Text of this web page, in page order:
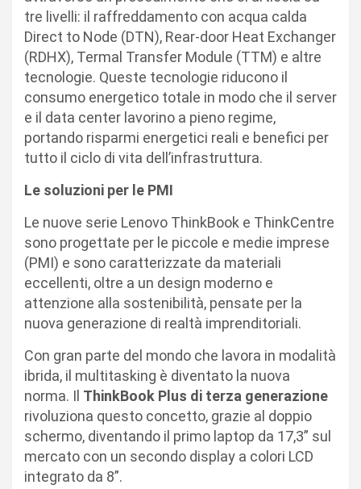
tre livelli: il raffreddamento con acqua calda
Direct to Node (DTN), Rear-door Heat Exchanger
(RDHX), Termal Transfer Module (TTM) e altre
tecnologie. Queste tecnologie riducono il
consumo energetico totale in modo che il server
e il data center lavorino a pieno regime,
portando risparmi energetici reali e benefici per
tutto il ciclo di vita dell’infrastruttura.
Le soluzioni per le PMI
Le nuove serie Lenovo ThinkBook e ThinkCentre
sono progettate per le piccole e medie imprese
(PMI) e sono caratterizzate da materiali
eccellenti, oltre a un design moderno e
attenzione alla sostenibilità, pensate per la
nuova generazione di realtà imprenditoriali.
Con gran parte del mondo che lavora in modalità
ibrida, il multitasking è diventato la nuova
norma. Il ThinkBook Plus di terza generazione
rivoluziona questo concetto, grazie al doppio
schermo, diventando il primo laptop da 17,3” sul
mercato con un secondo display a colori LCD
integrato da 8”.